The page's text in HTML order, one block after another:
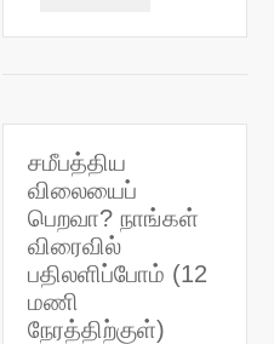
சமீபத்திய
விலையைப்
பெறவா? நாங்கள்
விரைவில்
பதிலளிப்போம் (12
மணி
நேரத்திற்குள்)